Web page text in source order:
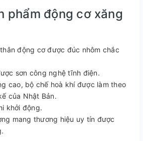
phẩm động cơ xăng
động cơ được đúc nhôm chắc
sơn công nghệ tĩnh điện.
cao, bộ chế hoà khí được làm theo
của Nhật Bản.
khởi động.
mang thương hiệu uy tín được